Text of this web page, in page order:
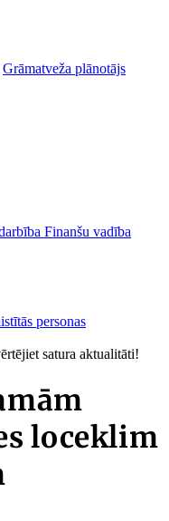
Grāmatveža plānotājs
Finanšu vadība
personas
satura aktualitāti!
loceklim